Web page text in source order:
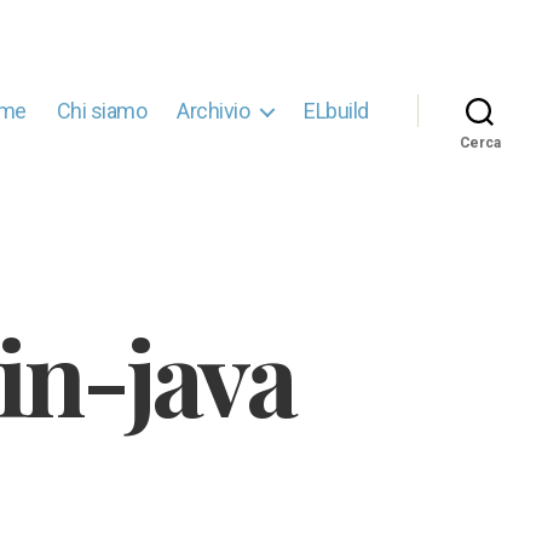
Chi siamo Archivio ELbuild
Cerca
java